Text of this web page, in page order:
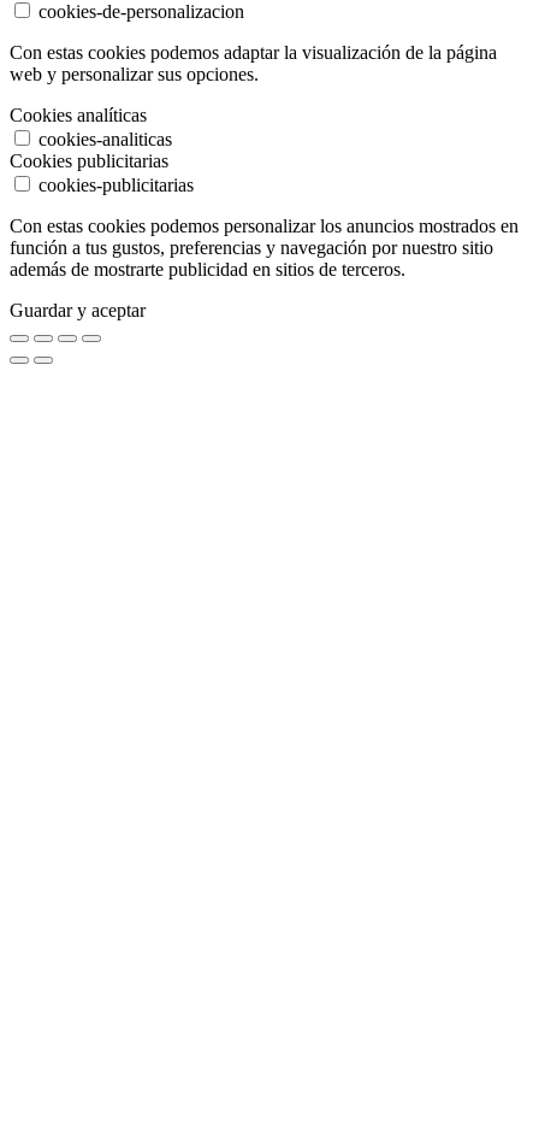
cookies-de-personalizacion
Con estas cookies podemos adaptar la visualización de la página
web y personalizar sus opciones.
Cookies analíticas
cookies-analiticas
Cookies publicitarias
cookies-publicitarias
Con estas cookies podemos personalizar los anuncios mostrados en
función a tus gustos, preferencias y navegación por nuestro sitio
además de mostrarte publicidad en sitios de terceros.
Guardar y aceptar